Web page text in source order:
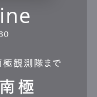
極観測隊まで
極